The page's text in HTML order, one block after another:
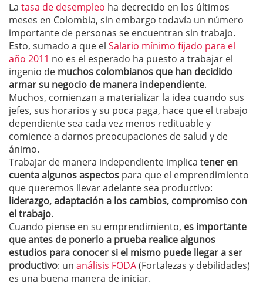
La tasa de desempleo ha decrecido en los últimos
meses en Colombia, sin embargo todavía un número
importante de personas se encuentran sin trabajo.
Esto, sumado a que el Salario mínimo fijado para el
año 2011 no es el esperado ha puesto a trabajar el
ingenio de muchos colombianos que han decidido
armar su negocio de manera independiente.
Muchos, comienzan a materializar la idea cuando sus
jefes, sus horarios y su poca paga, hace que el trabajo
dependiente sea cada vez menos redituable y
comience a darnos preocupaciones de salud y de
ánimo.
Trabajar de manera independiente implica tener en
cuenta algunos aspectos para que el emprendimiento
que queremos llevar adelante sea productivo:
liderazgo, adaptación a los cambios, compromiso con
el trabajo.
Cuando piense en su emprendimiento, es importante
que antes de ponerlo a prueba realice algunos
estudios para conocer si el mismo puede llegar a ser
productivo: un análisis FODA(Fortalezas y debilidades)
es una buena manera de iniciar.